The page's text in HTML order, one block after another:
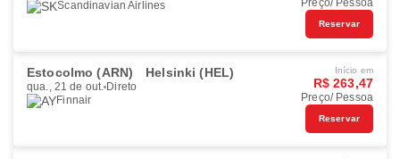
Scandinavian Airlines
Preço/ Pessoa
Reservar
Estocolmo (ARN) Helsinki (HEL)
qua., 21 de out. Direto
Finnair
Início em
R$ 263,47
Preço/ Pessoa
Reservar